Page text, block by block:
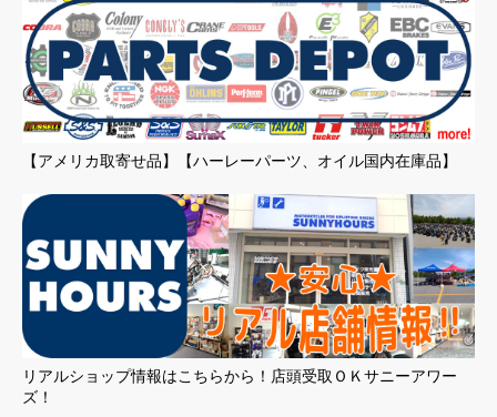
【アメリカ取寄せ品】【ハーレーパーツ、オイル国内在庫品】
リアルショップ情報はこちらから！店頭受取ＯＫサニーアワー
ズ！